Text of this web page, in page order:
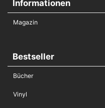
Informationen
Magazin
Bestseller
Bücher
Vinyl